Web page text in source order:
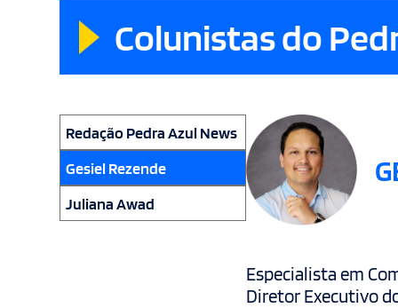
Colunistas do
Redação Pedra Azul News
Gesiel Rezende
Juliana Awad
Especialista em
Diretor Executivo